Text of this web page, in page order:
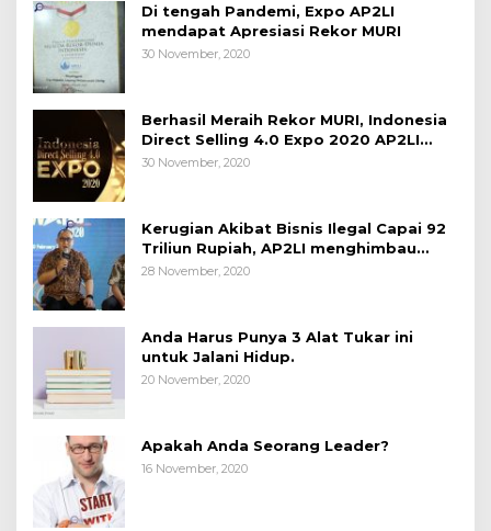
Di tengah Pandemi, Expo AP2LI
mendapat Apresiasi Rekor MURI
30 November, 2020
Berhasil Meraih Rekor MURI, Indonesia
Direct Selling 4.0 Expo 2020 AP2LI
berakhir sangat memuaskan
30 November, 2020
Kerugian Akibat Bisnis Ilegal Capai 92
Triliun Rupiah, AP2LI menghimbau
masyarakat Waspada.
28 November, 2020
Anda Harus Punya 3 Alat Tukar ini
untuk Jalani Hidup.
20 November, 2020
Apakah Anda Seorang Leader?
16 November, 2020